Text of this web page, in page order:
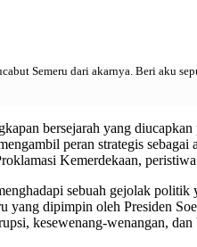
Semeru dari akarnya. Beri aku
bersejarah yang
peran strategis
Kemerdekaan,
sebuah gejolak politik
dipimpin oleh Presiden
kesewenang-wenangan,